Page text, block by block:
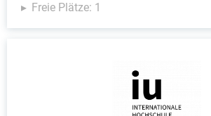
Freie Plätze: 1